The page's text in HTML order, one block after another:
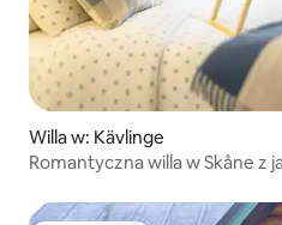
Willa w: Kävlinge
Romantyczna willa w Skåne z